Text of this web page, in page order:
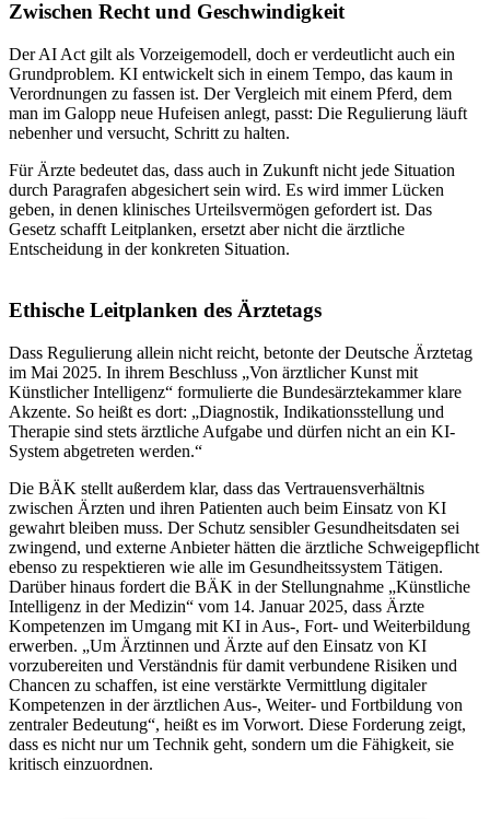
Zwischen Recht und Geschwindigkeit
Der AI Act gilt als Vorzeigemodell, doch er verdeutlicht auch ein
Grundproblem. KI entwickelt sich in einem Tempo, das kaum in
Verordnungen zu fassen ist. Der Vergleich mit einem Pferd, dem
man im Galopp neue Hufeisen anlegt, passt: Die Regulierung läuft
nebenher und versucht, Schritt zu halten.
Für Ärzte bedeutet das, dass auch in Zukunft nicht jede Situation
durch Paragrafen abgesichert sein wird. Es wird immer Lücken
geben, in denen klinisches Urteilsvermögen gefordert ist. Das
Gesetz schafft Leitplanken, ersetzt aber nicht die ärztliche
Entscheidung in der konkreten Situation.
Ethische Leitplanken des Ärztetags
Dass Regulierung allein nicht reicht, betonte der Deutsche Ärztetag
im Mai 2025. In ihrem Beschluss „Von ärztlicher Kunst mit
Künstlicher Intelligenz“ formulierte die Bundesärztekammer klare
Akzente. So heißt es dort: „Diagnostik, Indikationsstellung und
Therapie sind stets ärztliche Aufgabe und dürfen nicht an ein KI-
System abgetreten werden.“
Die BÄK stellt außerdem klar, dass das Vertrauensverhältnis
zwischen Ärzten und ihren Patienten auch beim Einsatz von KI
gewahrt bleiben muss. Der Schutz sensibler Gesundheitsdaten sei
zwingend, und externe Anbieter hätten die ärztliche Schweigepflicht
ebenso zu respektieren wie alle im Gesundheitssystem Tätigen.
Darüber hinaus fordert die BÄK in der Stellungnahme „Künstliche
Intelligenz in der Medizin“ vom 14. Januar 2025, dass Ärzte
Kompetenzen im Umgang mit KI in Aus-, Fort- und Weiterbildung
erwerben. „Um Ärztinnen und Ärzte auf den Einsatz von KI
vorzubereiten und Verständnis für damit verbundene Risiken und
Chancen zu schaffen, ist eine verstärkte Vermittlung digitaler
Kompetenzen in der ärztlichen Aus-, Weiter- und Fortbildung von
zentraler Bedeutung“, heißt es im Vorwort. Diese Forderung zeigt,
dass es nicht nur um Technik geht, sondern um die Fähigkeit, sie
kritisch einzuordnen.